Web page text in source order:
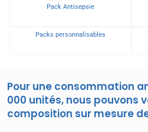
Pack Antisepsie
Packs personnalisables
Pour une consommation
000 unités, nous pouvons
composition sur mesure